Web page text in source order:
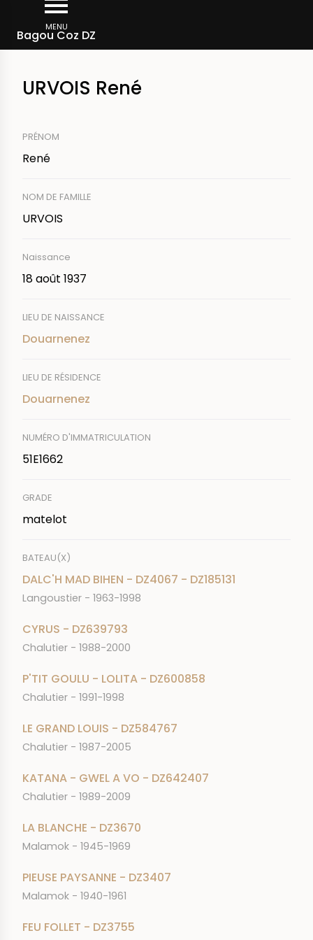
contenu
MENU
Bagou Coz DZ
d'Ariane
Membres d'équipage
URVOIS René
PRÉNOM
René
NOM DE FAMILLE
URVOIS
Naissance
18 août 1937
LIEU DE NAISSANCE
Douarnenez
LIEU DE RÉSIDENCE
Douarnenez
NUMÉRO D'IMMATRICULATION
51E1662
GRADE
matelot
BATEAU(X)
DALC'H MAD BIHEN - DZ4067 - DZ185131
Langoustier - 1963-1998
CYRUS - DZ639793
Chalutier - 1988-2000
P'TIT GOULU - LOLITA - DZ600858
Chalutier - 1991-1998
LE GRAND LOUIS - DZ584767
Chalutier - 1987-2005
KATANA - GWEL A VO - DZ642407
Chalutier - 1989-2009
LA BLANCHE - DZ3670
Malamok - 1945-1969
PIEUSE PAYSANNE - DZ3407
Malamok - 1940-1961
FEU FOLLET - DZ3755